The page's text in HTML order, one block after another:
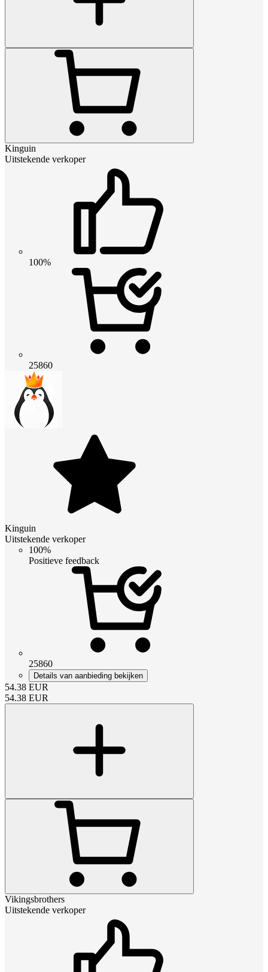
Kinguin
Uitstekende verkoper
100%
25860
Kinguin
Uitstekende verkoper
100%
Positieve feedback
25860
Details van aanbieding bekijken
54.38 EUR
54.38 EUR
Vikingsbrothers
Uitstekende verkoper